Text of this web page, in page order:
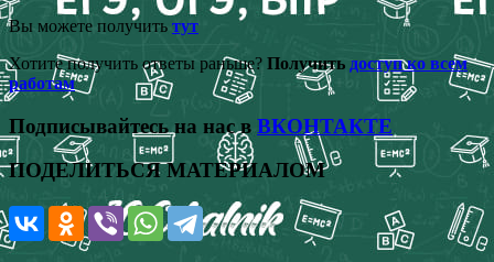
Вы можете получить тут
Хотите получить ответы раньше? Получить доступ ко всем
работам
Подписывайтесь на нас в ВКОНТАКТЕ
ПОДЕЛИТЬСЯ МАТЕРИАЛОМ